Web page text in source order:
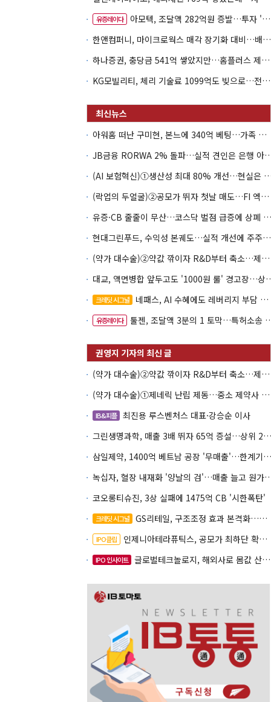
유증레이다
아모텍, 조달액 282억원 증발…투자 '속도 조절' 불가피
한앤컴퍼니, 마이크로웍스 매각 장기화 대비…배당 회수판 깔았다
하나증권, 충당금 541억 쌓았지만…홈플러스 제재는 추가 비용 불씨
KG모빌리티, 체리 기술료 1099억도 빚으로…전동화 비용 '차입 의존'
아워홈 떠난 구미현, 본느에 340억 베팅…가족 지배체제 구축
JB금융 RORWA 2% 돌파…실
(AI 보험혁신)①생산성 최대 80%
(락업의 두얼굴)②공모가 뛰자 첫날 매도…FI 엑시트 전략 갈렸다
유증·CB 줄줄이 무산…코스닥 벌점 급증에 상폐 압박
현대그린푸드, 수익성 본궤도…실적 개선에 주주환원까지
(약가 대수술)②약값 깎이자 R&D부터 축소…제약업계 비상경영 돌입
대교, 액면병합 앞두고
크레딧 시그널 네패스, AI 수혜에도 레버리지 부담 여전
유증레이다 툴젠, 조달액 3분의 1 토막…특허소송 비용부터 챙긴다
(약가 대수술)②약값 깎이자 R&D부터 축소…제약업계 비상경영 돌입
(약가 대수술)①제네릭 난립 제동…중소 제약사 수익성 비상
IB&피플
최진용 루스벤처스 대표·강승순 이사
그린생명과학, 매출 3배 뛰자 65억 증설…상위 2곳 의존도 82%
삼일제약, 1400억 베트남 공장 '무매출'…한계기업 편입 위기
녹십자, 혈장 내재화 '양날의
코오롱티슈진, 3상 실패에 1475억 CB '시한폭탄'
크레딧 시그널 GS리테일, 구조조정 효과 본격화…재무체력 '강화'
IPO클립 인제니아테라퓨틱스, 공모가 최하단 확정…600억 조달
IPO 인사이트 글로벌테크놀로지, 해외사로 몸값 산정…520억 공모